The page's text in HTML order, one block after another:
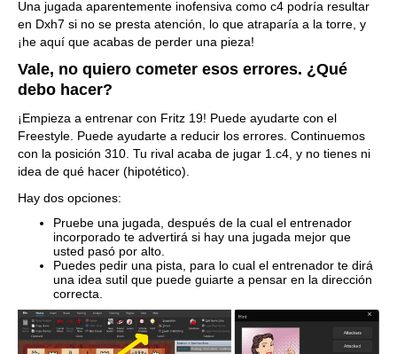
Una jugada aparentemente inofensiva como c4 podría resultar
en Dxh7 si no se presta atención, lo que atraparía a la torre, y
¡he aquí que acabas de perder una pieza!
Vale, no quiero cometer esos errores. ¿Qué
debo hacer?
¡Empieza a entrenar con Fritz 19! Puede ayudarte con el
Freestyle. Puede ayudarte a reducir los errores. Continuemos
con la posición 310. Tu rival acaba de jugar 1.c4, y no tienes ni
idea de qué hacer (hipotético).
Hay dos opciones:
Pruebe una jugada, después de la cual el entrenador
incorporado te advertirá si hay una jugada mejor que
usted pasó por alto.
Puedes pedir una pista, para lo cual el entrenador te dirá
una idea sutil que puede guiarte a pensar en la dirección
correcta.